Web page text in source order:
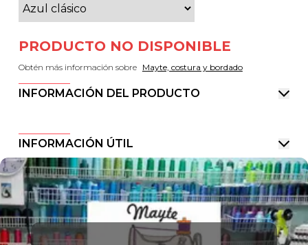
PRODUCTO NO DISPONIBLE
Obtén más información sobre Mayte, costura y bordado
INFORMACIÓN DEL PRODUCTO
INFORMACIÓN ÚTIL